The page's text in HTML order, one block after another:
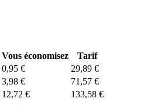
Vous économisez
Tarif
0,95 €
29,89 €
3,98 €
71,57 €
12,72 €
133,58 €